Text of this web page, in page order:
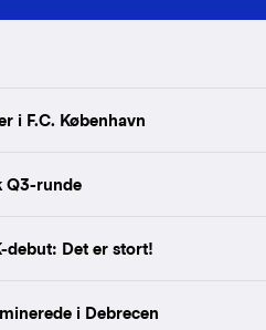
i F.C. København
Q3-runde
debut: Det er stort!
i Debrecen